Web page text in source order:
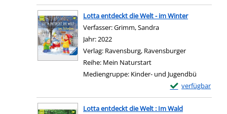
Zum Download von
Lotta entdeckt die Welt - im Winter
Verfasser:Grimm, Sandra
Jahr:2022
Verlag: Ravensburg, Ravensburger
Reihe: Mein Naturstart
Mediengruppe: Kinder- und Jugendbü
verfügbar
Exemplar-
Zum Download
Lotta entdeckt die Welt : Im Wald